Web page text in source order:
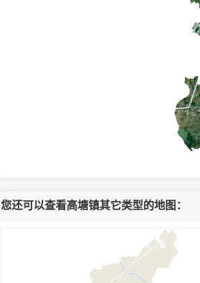
您还可以查看高塘镇其它类型的地图：